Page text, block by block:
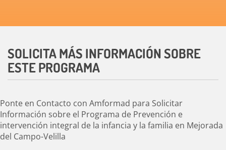
SOLICITA MÁS INFORMACIÓN SOBRE
ESTE PROGRAMA
Ponte en Contacto con Amformad para Solicitar
Información sobre el Programa de Prevención e
intervención integral de la infancia y la familia en Mejorada
del Campo-Velilla